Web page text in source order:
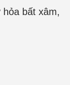
bất xâm,